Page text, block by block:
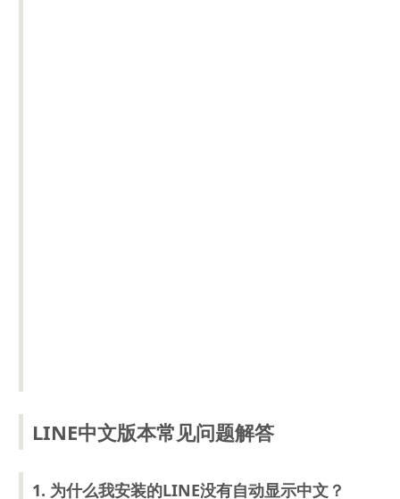
LINE中文版本常见问题解答
1. 为什么我安装的LINE没有自动显示中文？